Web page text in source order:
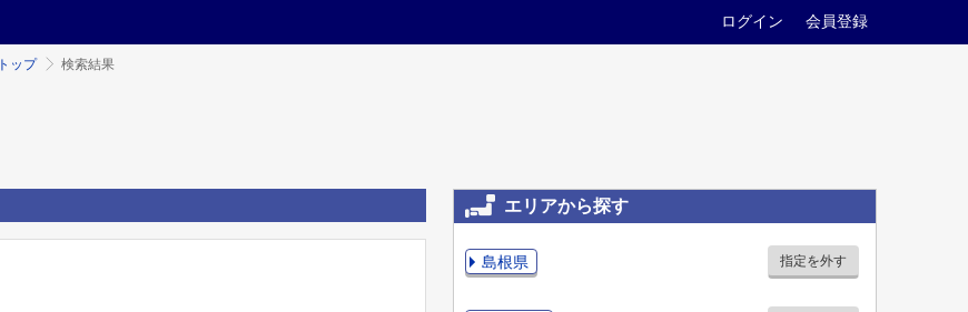
ログイン 会員登録
ップ 検索結果
エリアから探す
島根県 指定を外す